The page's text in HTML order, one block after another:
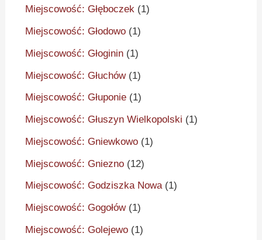
Miejscowość: Głęboczek (1)
Miejscowość: Głodowo (1)
Miejscowość: Głoginin (1)
Miejscowość: Głuchów(1)
Miejscowość: Głuponie (1)
Miejscowość: Głuszyn Wielkopolski (1)
Miejscowość: Gniewkowo (1)
Miejscowość: Gniezno (12)
Miejscowość: Godziszka Nowa(1)
Miejscowość: Gogołów(1)
Miejscowość: Golejewo (1)